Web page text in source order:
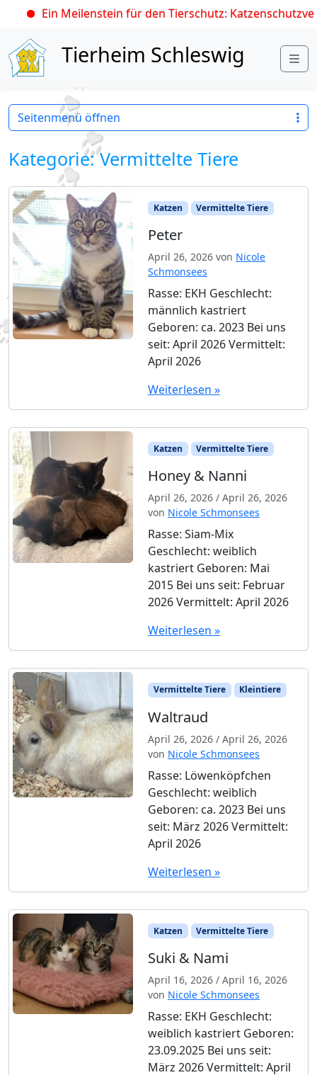
Meilenstein für den Tierschutz:
Skip to content
Tierheim Schleswig
Kategorie:Vermittelte Tiere
Katzen Vermittelte Tiere
Peter
April 26, 2026 von Nicole
Schmonsees
Rasse: EKH Geschlecht:
männlich kastriert
Geboren: ca. 2023 Bei uns
seit: April 2026 Vermittelt:
April 2026
Weiterlesen »
Katzen Vermittelte Tiere
Honey & Nanni
April 26, 2026 / April 26, 2026
von Nicole Schmonsees
Rasse: Siam-Mix
Geschlecht: weiblich
kastriert Geboren: Mai
2015 Bei uns seit: Februar
2026 Vermittelt: April 2026
Weiterlesen »
Vermittelte Tiere Kleintiere
Waltraud
April 26, 2026 / April 26, 2026
von Nicole Schmonsees
Rasse: Löwenköpfchen
Geschlecht: weiblich
Geboren: ca. 2023 Bei uns
seit: März 2026 Vermittelt:
April 2026
Weiterlesen »
Katzen Vermittelte Tiere
Suki & Nami
April 16, 2026 / April 16, 2026
von Nicole Schmonsees
Rasse: EKH Geschlecht:
weiblich kastriert Geboren:
23.09.2025 Bei uns seit:
März 2026 Vermittelt: April
Seitenmenü öffnen